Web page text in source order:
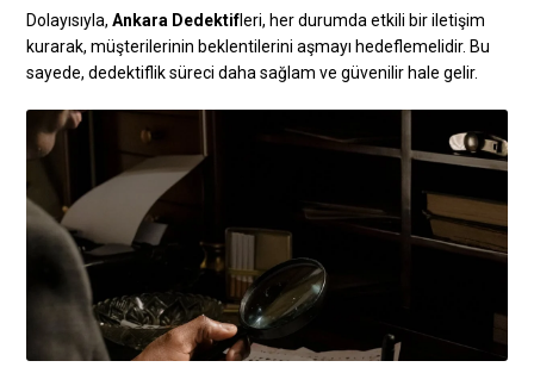
Dolayısıyla,Ankara Dedektifleri, her durumda etkili bir iletişim
kurarak, müşterilerinin beklentilerini aşmayı hedeflemelidir. Bu
sayede, dedektiflik süreci daha sağlam ve güvenilir hale gelir.